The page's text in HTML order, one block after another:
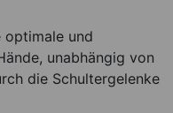
und
unabhängig von
die Schultergelenke